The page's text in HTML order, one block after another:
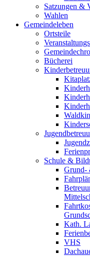
Satzungen &
Wahlen
Gemeindeleben
Ortsteile
Bücherei
Schule &
Grund-
Kath.
VHS